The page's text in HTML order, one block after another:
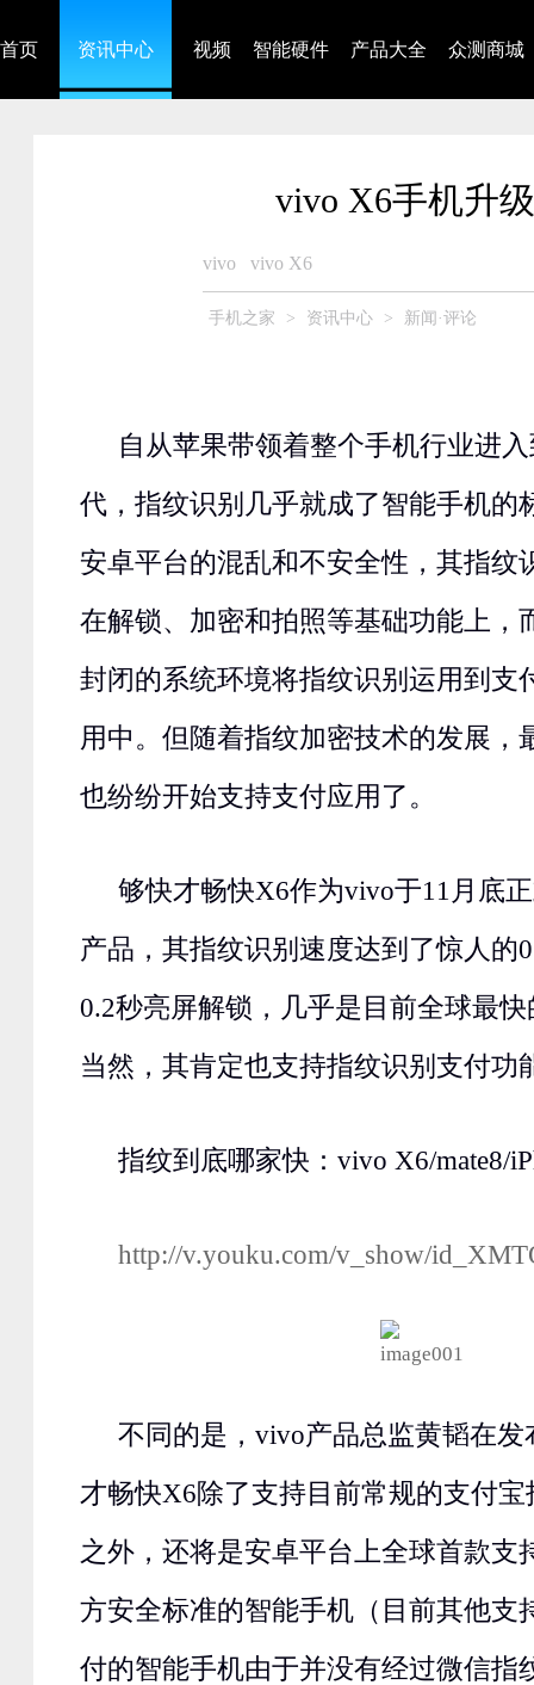
首页 资讯中心 视频 智能硬件 产品大全 众测商城
vivo X6手机升
vivo vivo X6
手机之家 > 资讯中心 > 新闻·评论
自从苹果带领着整个手机行业进
代，指纹识别几乎就成了智能手机的
安卓平台的混乱和不安全性，其指纹
在解锁、加密和拍照等基础功能上，
封闭的系统环境将指纹识别运用到支
用中。但随着指纹加密技术的发展，
也纷纷开始支持支付应用了。
够快才畅快X6作为vivo于11月底
产品，其指纹识别速度达到了惊人的
0.2秒亮屏解锁，几乎是目前全球最
当然，其肯定也支持指纹识别支付功
指纹到底哪家快：vivo X6/mate8/
http://v.youku.com/v_show/
不同的是，vivo产品总监黄韬在
才畅快X6除了支持目前常规的支付
之外，还将是安卓平台上全球首款支
方安全标准的智能手机（目前其他支
付的智能手机由于并没有经过微信指